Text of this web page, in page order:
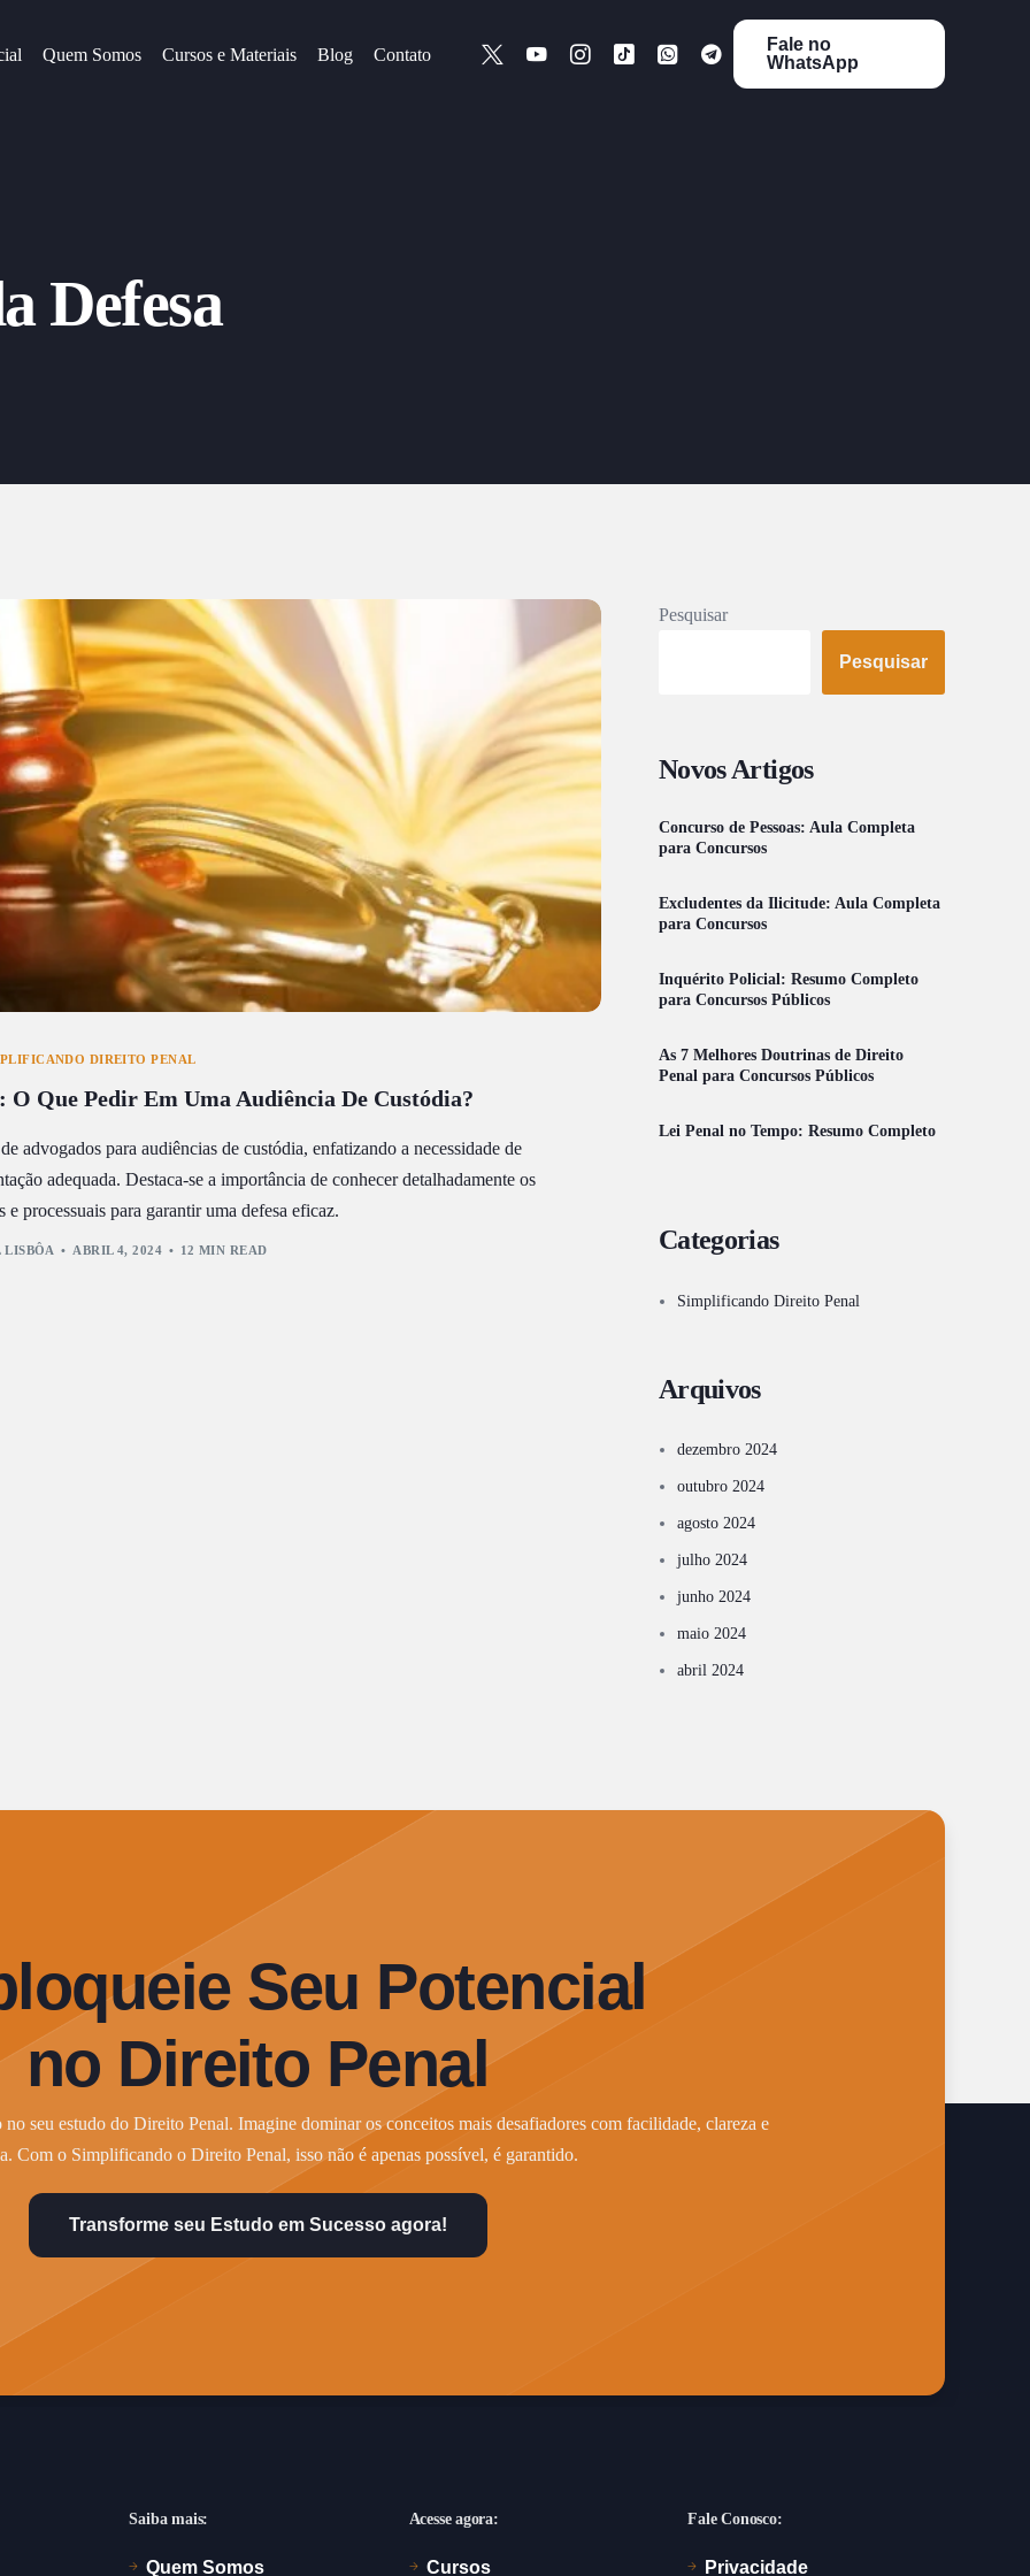
Quem Somos Cursos e Materiais Blog Contato
Fale no
WhatsApp
Defesa
DIREITO PENAL
Que Pedir Em Uma Audiência De Custódia?
advogados para audiências de custódia, enfatizando a necessidade de
adequada. Destaca-se a importância de conhecer detalhadamente os
processuais para garantir uma defesa eficaz.
LISBÔA ABRIL 4, 2024 12 MIN READ
Pesquisar
Pesquisar
Novos Artigos
Concurso de Pessoas: Aula Completa
para Concursos
Excludentes da Ilicitude: Aula Completa
para Concursos
Inquérito Policial: Resumo Completo
para Concursos Públicos
As 7 Melhores Doutrinas de Direito
Penal para Concursos Públicos
Lei Penal no Tempo: Resumo Completo
Categorias
Simplificando Direito Penal
Arquivos
dezembro 2024
outubro 2024
agosto 2024
julho 2024
junho 2024
maio 2024
abril 2024
Seu Potencial
no Direito Penal
seu estudo do Direito Penal. Imagine dominar os conceitos mais desafiadores com facilidade, clareza e
Com o Simplificando o Direito Penal, isso não é apenas possível, é garantido.
Transforme seu Estudo em Sucesso agora!
Saiba mais:
Quem Somos
Acesse agora:
Cursos
Fale Conosco:
Privacidade